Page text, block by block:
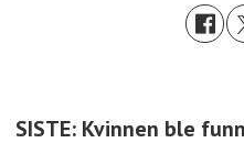
SISTE: Kvinnen ble